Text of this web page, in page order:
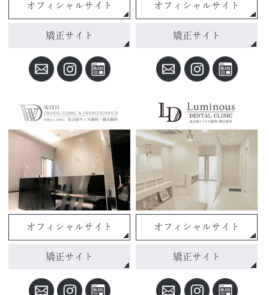
オフィシャルサイト
矯正サイト
オフィシャルサイト
矯正サイト
オフィシャルサイト
矯正サイト
オフィシャルサイト
矯正サイト